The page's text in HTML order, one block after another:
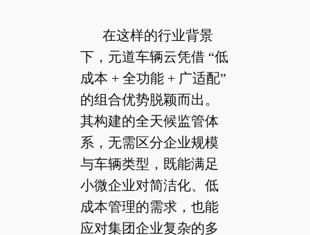
在这样的行业背景
下，元道车辆云凭借 “低
成本 + 全功能 + 广适配”
的组合优势脱颖而出。
其构建的全天候监管体
系，无需区分企业规模
与车辆类型，既能满足
小微企业对简洁化、低
成本管理的需求，也能
应对集团企业复杂的多